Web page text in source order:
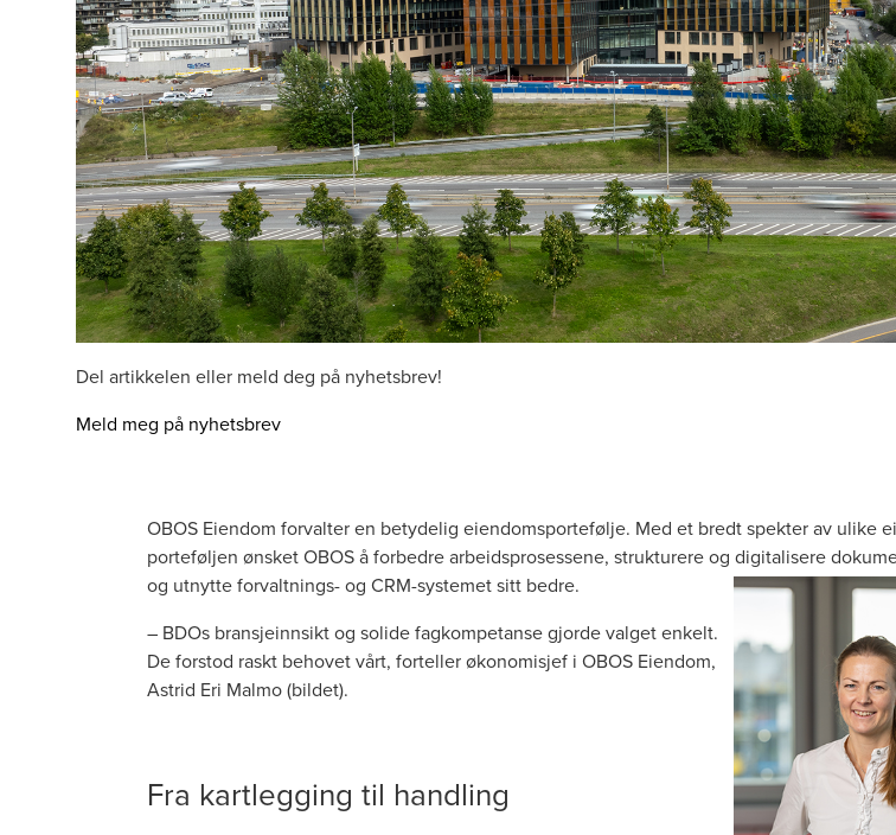
Del artikkelen eller meld deg på nyhetsbrev!
Meld meg på nyhetsbrev
OBOS Eiendom forvalter en betydelig eiendomsportefølje. Med et bredt spekter av ulike
porteføljen ønsket OBOS å forbedre arbeidsprosessene, strukturere og digitalisere
og utnytte forvaltnings- og CRM-systemet sitt bedre.
– BDOs bransjeinnsikt og solide fagkompetanse gjorde valget enkelt.
De forstod raskt behovet vårt, forteller økonomisjef i OBOS Eiendom,
Astrid Eri Malmo (bildet).
Fra kartlegging til handling